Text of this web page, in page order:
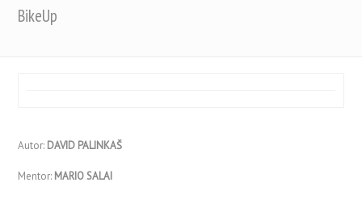
BikeUp
Autor: DAVID PALINKAŠ
Mentor: MARIO SALAI